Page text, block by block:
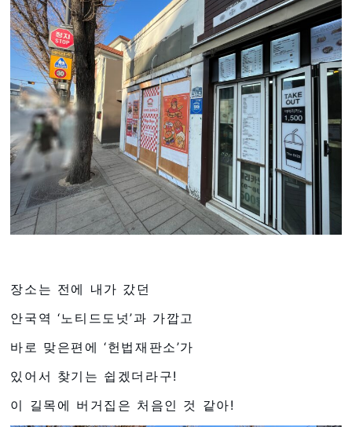
장소는 전에 내가 갔던
안국역 ‘노티드도넛’과 가깝고
바로 맞은편에 ‘헌법재판소’가
있어서 찾기는 쉽겠더라구!
이 길목에 버거집은 처음인 것 같아!